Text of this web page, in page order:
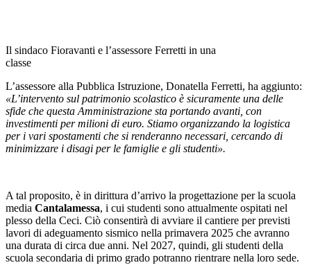
Il sindaco Fioravanti e l’assessore Ferretti in una
classe
L’assessore alla Pubblica Istruzione, Donatella Ferretti, ha aggiunto:
«L’intervento sul patrimonio scolastico è sicuramente una delle
sfide che questa Amministrazione sta portando avanti, con
investimenti per milioni di euro. Stiamo organizzando la logistica
per i vari spostamenti che si renderanno necessari, cercando di
minimizzare i disagi per le famiglie e gli studenti».
A tal proposito, è in dirittura d’arrivo la progettazione per la scuola
media Cantalamessa, i cui studenti sono attualmente ospitati nel
plesso della Ceci. Ciò consentirà di avviare il cantiere per previsti
lavori di adeguamento sismico nella primavera 2025 che avranno
una durata di circa due anni. Nel 2027, quindi, gli studenti della
scuola secondaria di primo grado potranno rientrare nella loro sede.